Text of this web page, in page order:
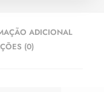
ADICIONAL
(0)